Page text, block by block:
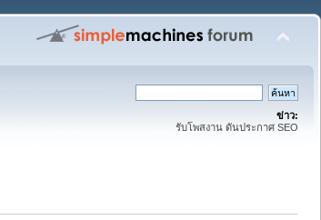
ข่าว:
รับโพสงาน ดันประกาศ SEO